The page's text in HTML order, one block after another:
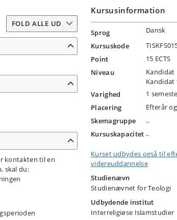
FOLD ALLE UD
kontakten til en
skal du:
Kursusinformation
Sprog
Dansk
Kursuskode
Point
15 ECTS
Niveau
Kandidat
Kandidat
Varighed
1
Placering
Efterår
Skemagruppe
..
Kursuskapacitet ..
Kurset udbydes også til
videreuddannelse
Studienævn
Studienævnet for Teologi
Udbydende institut
Interreligiøse Islamstudier